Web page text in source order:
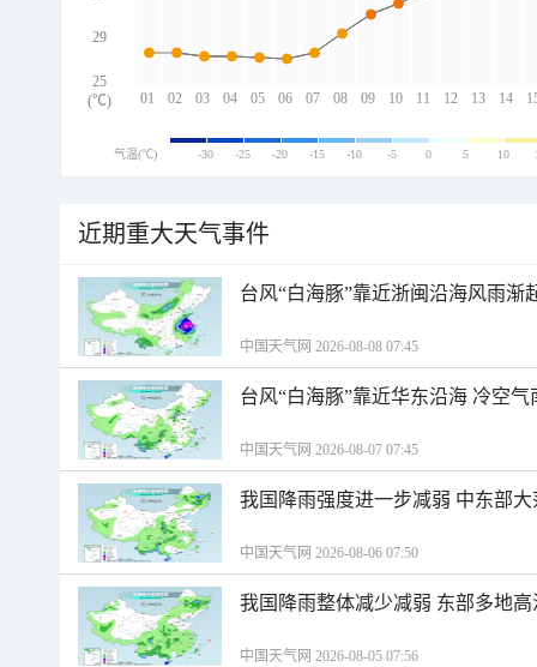
01 02 03 04 05 06 07 08 09 10 11 12 13 14
29
25
(℃)
气温(℃) -30 -25 -20 -15 -10 -5 0 5 10
近期重大天气事件
台风“白海豚”靠近浙闽沿海风雨渐
中国天气网 2026-08-08 07:45
台风“白海豚”靠近华东沿海 冷空
中国天气网 2026-08-07 07:45
我国降雨强度进一步减弱 中东部
中国天气网 2026-08-06 07:50
我国降雨整体减少减弱 东部多地
中国天气网 2026-08-05 07:56